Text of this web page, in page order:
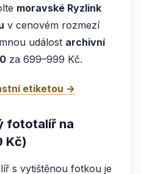
moravské Ryzlink
v cenovém rozmezí
událost archivní
za 699–999 Kč.
etiketou →
fototalíř na
Kč)
s vytištěnou fotkou je